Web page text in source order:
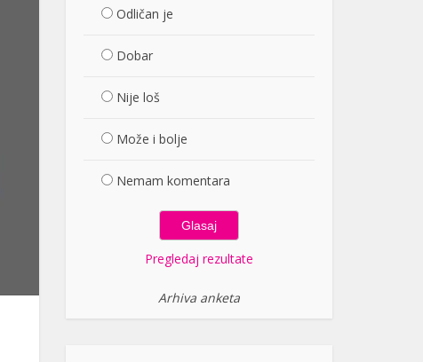
Odličan je
Dobar
Nije loš
Može i bolje
Nemam komentara
Pregledaj rezultate
Arhiva anketa